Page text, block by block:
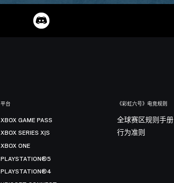
平台
XBOX GAME PASS
XBOX SERIES X|S
XBOX ONE
PLAYSTATION®5
PLAYSTATION®4
《彩虹六号》电竞规则
全球赛区规则手册
行为准则